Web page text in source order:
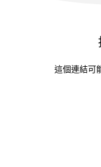
這個連結可